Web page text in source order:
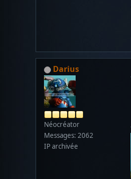
Darius
Néocréator
Messages: 2062
IP archivée